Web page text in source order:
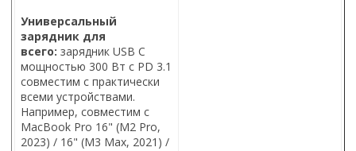
Универсальный
зарядник для
всего: зарядник USB C
мощностью 300 Вт с PD 3.1
совместим с практически
всеми устройствами.
Например, совместим с
MacBook Pro 16" (M2 Pro,
2023) / 16" (M3 Max, 2021) /